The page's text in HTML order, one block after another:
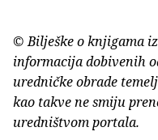
© Bilješke o knjigama
informacija dobivenih
uredničke obrade
kao takve ne smiju
uredništvom portala.